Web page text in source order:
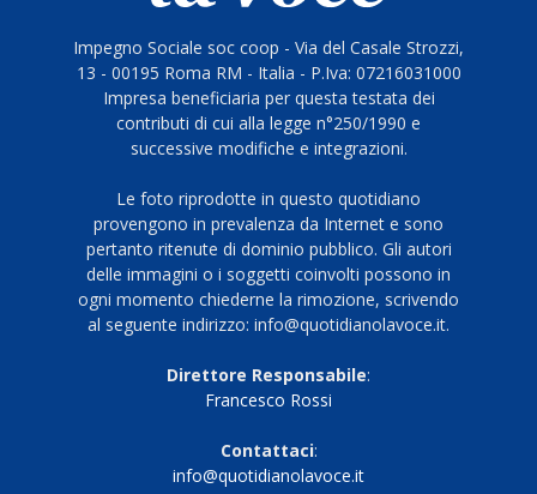
Impegno Sociale soc coop - Via del Casale Strozzi,
13 - 00195 Roma RM - Italia - P.Iva: 07216031000
Impresa beneficiaria per questa testata dei
contributi di cui alla legge n°250/1990 e
successive modifiche e integrazioni.
Le foto riprodotte in questo quotidiano
provengono in prevalenza da Internet e sono
pertanto ritenute di dominio pubblico. Gli autori
delle immagini o i soggetti coinvolti possono in
ogni momento chiederne la rimozione, scrivendo
al seguente indirizzo: info@quotidianolavoce.it.
Direttore Responsabile:
Francesco Rossi
Contattaci:
info@quotidianolavoce.it